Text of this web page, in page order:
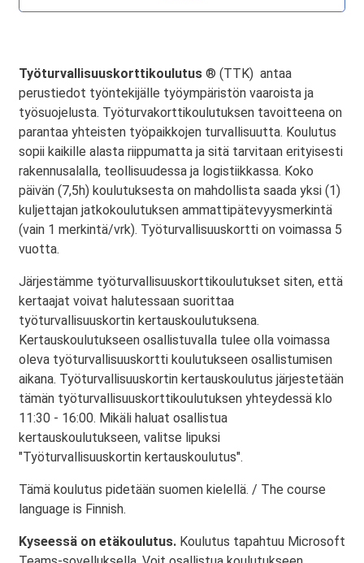
Työturvallisuuskorttikoulutus ® (TTK) antaa
perustiedot työntekijälle työympäristön vaaroista ja
työsuojelusta. Työturvakorttikoulutuksen tavoitteena on
parantaa yhteisten työpaikkojen turvallisuutta. Koulutus
sopii kaikille alasta riippumatta ja sitä tarvitaan erityisesti
rakennusalalla, teollisuudessa ja logistiikkassa. Koko
päivän (7,5h) koulutuksesta on mahdollista saada yksi (1)
kuljettajan jatkokoulutuksen ammattipätevyysmerkintä
(vain 1 merkintä/vrk). Työturvallisuuskortti on voimassa 5
vuotta.
Järjestämme työturvallisuuskorttikoulutukset siten, että
kertaajat voivat halutessaan suorittaa
työturvallisuuskortin kertauskoulutuksena.
Kertauskoulutukseen osallistuvalla tulee olla voimassa
oleva työturvallisuuskortti koulutukseen osallistumisen
aikana. Työturvallisuuskortin kertauskoulutus järjestetään
tämän työturvallisuuskorttikoulutuksen yhteydessä klo
11:30 - 16:00. Mikäli haluat osallistua
kertauskoulutukseen, valitse lipuksi
"Työturvallisuuskortin kertauskoulutus".
Tämä koulutus pidetään suomen kielellä. / The course
language is Finnish.
Kyseessä on etäkoulutus. Koulutus tapahtuu Microsoft